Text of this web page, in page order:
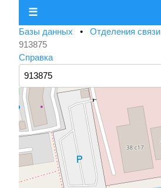
☰
Базы данных • Отделения связи
913875
Справка